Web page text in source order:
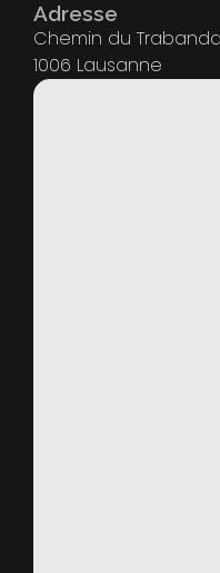
Adresse
Chemin du
1006 Lausanne